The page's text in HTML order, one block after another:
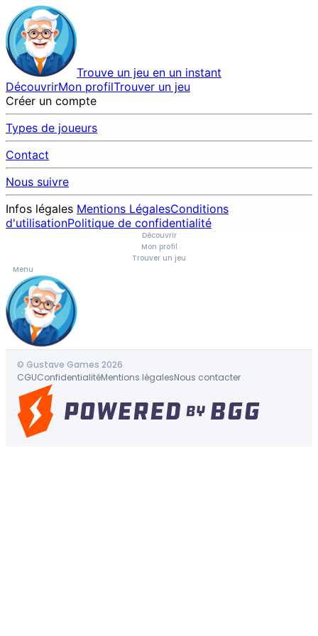
Trouve un jeu en un instant
DécouvrirMon profilTrouver un jeu
Créer un compte
Types de joueurs
Contact
Nous suivre
Infos légales Mentions LégalesConditions
d'utilisationPolitique de confidentialité
Découvrir
Mon profil
Trouver un jeu
Menu
© Gustave Games 2026
CGUConfidentialitéMentions légalesNous contacter